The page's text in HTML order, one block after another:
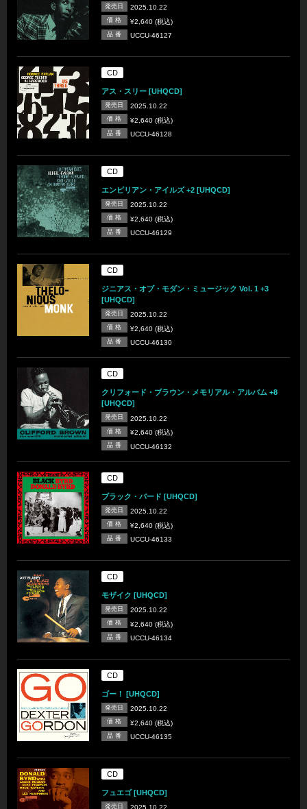
発売日 2025.10.22
価 格 ¥2,640 (税込)
品 番 UCCU-46127
CD
アス・スリー [UHQCD]
発売日 2025.10.22
価 格 ¥2,640 (税込)
品 番 UCCU-46128
CD
エンピリアン・アイルズ +2 [UHQCD]
発売日 2025.10.22
価 格 ¥2,640 (税込)
品 番 UCCU-46129
CD
ジニアス・オブ・モダン・ミュージック Vol. 1 +3
[UHQCD]
発売日 2025.10.22
価 格 ¥2,640 (税込)
品 番 UCCU-46130
CD
クリフォード・ブラウン・メモリアル・アルバム +8
[UHQCD]
発売日 2025.10.22
価 格 ¥2,640 (税込)
品 番 UCCU-46132
CD
ブラック・バード [UHQCD]
発売日 2025.10.22
価 格 ¥2,640 (税込)
品 番 UCCU-46133
CD
モザイク [UHQCD]
発売日 2025.10.22
価 格 ¥2,640 (税込)
品 番 UCCU-46134
CD
ゴー！ [UHQCD]
発売日 2025.10.22
価 格 ¥2,640 (税込)
品 番 UCCU-46135
CD
フュエゴ [UHQCD]
発売日 2025.10.22